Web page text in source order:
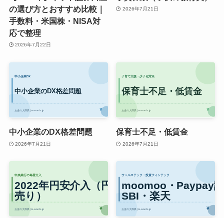
の選び方とおすすめ比較｜
手数料・米国株・NISA対
応で整理
2026年7月22日
2026年7月21日
中小企業のDX格差問題
2026年7月21日
保育士不足・低賃金
2026年7月21日